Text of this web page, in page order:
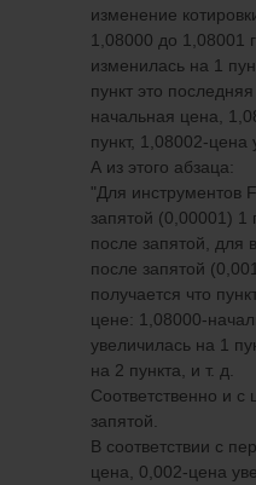
изменение
1,08000 до 1,08001
изменилась на 1
пункт это
начальная цена,
пункт, 1,08002-цена
А из этого абзаца:
"Для инструментов
запятой (0,00001) 1
после запятой, для
после запятой
получается что
цене: 1,08000-
увеличилась на 1
на 2 пункта, и т. д.
Соответственно и с
запятой.
В соответствии с
цена, 0,002-цена